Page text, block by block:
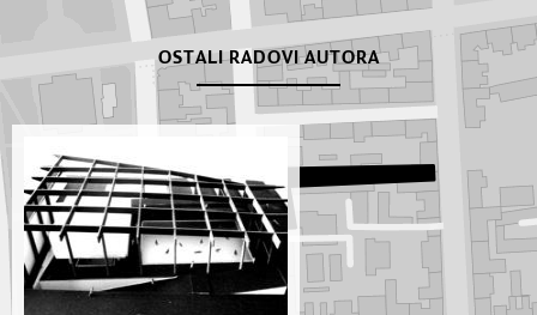
OSTALI RADOVI AUTORA